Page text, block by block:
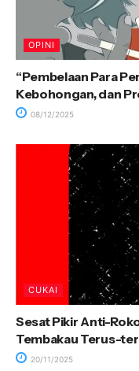
OPINI
“Pembelaan Para
Kebohongan, dan
08/12/2025
CUKAI
Sesat Pikir Anti-
Tembakau Terus-
20/11/2025